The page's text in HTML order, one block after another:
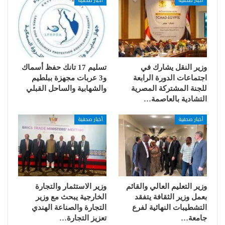
وزير النقل يشارك في
اجتماعات الدورة الرابعة
للجنة المشتركة المصرية
التشادية بالعاصمة…
تسليم 17 تانك حفظ أسماك
و3 عربات مجهزة ببلطيم
والشهابية والساحل القبلي
أخبار صحفية
وزير التعليم العالي والقائم
بعمل وزير الثقافة يتفقد
التشطيبات النهائية لفرع
جامعة…
أخبار صحفية
وزير الاستثمار والتجارة
الخارجية يبحث مع وزير
التجارة والصناعة الهندي
تعزيز التجارة…